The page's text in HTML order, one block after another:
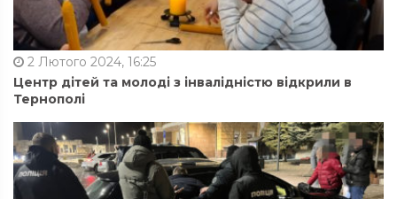
2 Лютого 2024, 16:25
Центр дітей та молоді з інвалідністю відкрили в
Тернополі